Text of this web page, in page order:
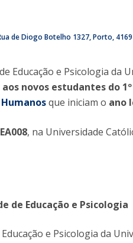
Associação de Antigos
de Diogo Botelho 1327 Porto
Educação e Psicologia da
novos estudantes do
que iniciam o ano
, na Universidade
de Educação e Psicologia
e Psicologia da